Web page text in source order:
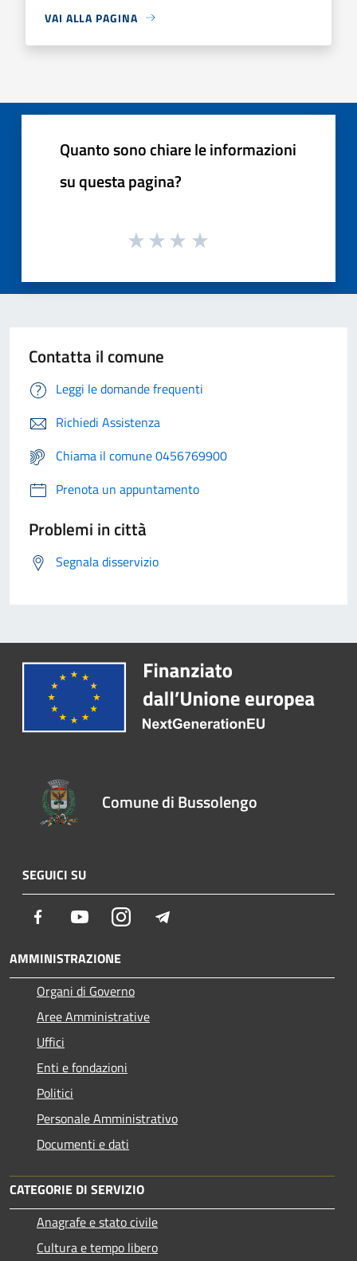
VAI ALLA PAGINA
Quanto sono chiare le informazioni
su questa pagina?
Contatta il comune
Leggi le domande frequenti
Richiedi Assistenza
Chiama il comune 0456769900
Prenota un appuntamento
Problemi in città
Segnala disservizio
Comune di Bussolengo
SEGUICI SU
Facebook YoutubeInstagram
AMMINISTRAZIONE
Organi di Governo
Aree Amministrative
Uffici
Enti e fondazioni
Politici
Personale Amministrativo
Documenti e dati
CATEGORIE DI SERVIZIO
Anagrafe e stato civile
Cultura e tempo libero